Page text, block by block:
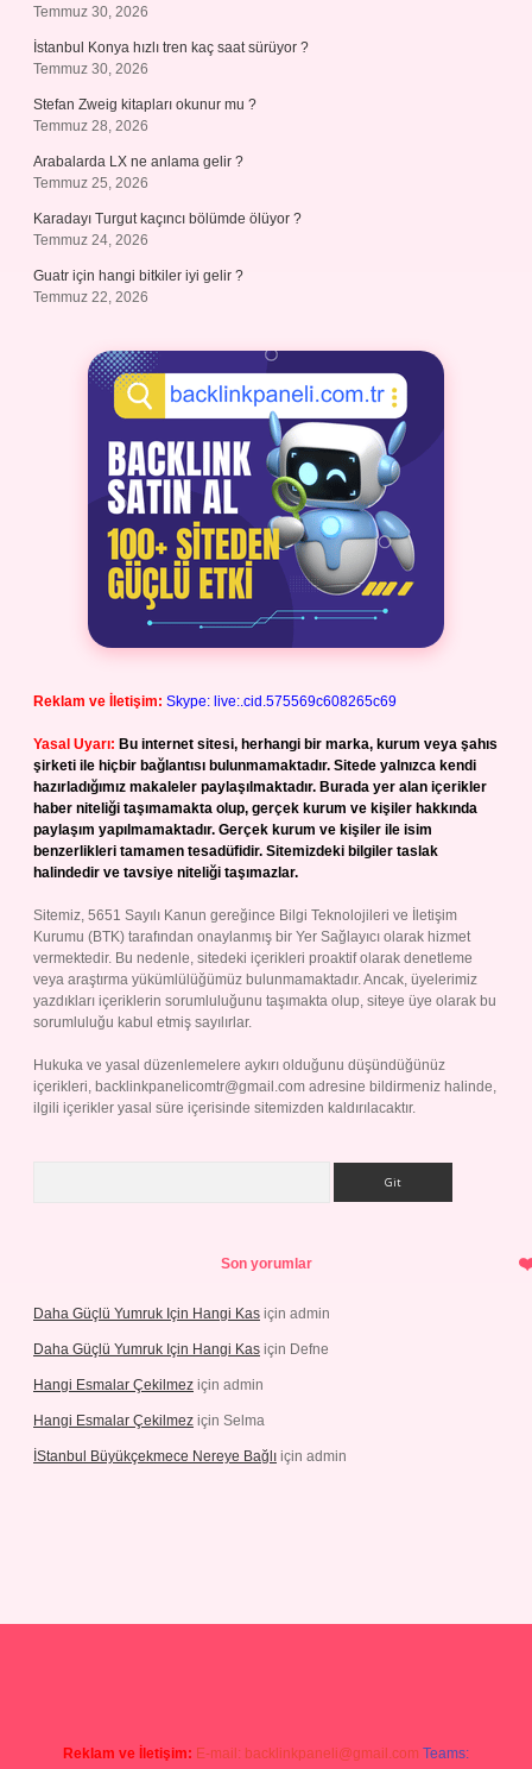
Temmuz 30, 2026
İstanbul Konya hızlı tren kaç saat sürüyor ?
Temmuz 30, 2026
Stefan Zweig kitapları okunur mu ?
Temmuz 28, 2026
Arabalarda LX ne anlama gelir ?
Temmuz 25, 2026
Karadayı Turgut kaçıncı bölümde ölüyor ?
Temmuz 24, 2026
Guatr için hangi bitkiler iyi gelir ?
Temmuz 22, 2026
Reklam ve İletişim: Skype: live:.cid.575569c608265c69
Yasal Uyarı: Bu internet sitesi, herhangi bir marka, kurum veya şahıs
şirketi ile hiçbir bağlantısı bulunmamaktadır. Sitede yalnızca kendi
hazırladığımız makaleler paylaşılmaktadır. Burada yer alan içerikler
haber niteliği taşımamakta olup, gerçek kurum ve kişiler hakkında
paylaşım yapılmamaktadır. Gerçek kurum ve kişiler ile isim
benzerlikleri tamamen tesadüfidir. Sitemizdeki bilgiler taslak
halindedir ve tavsiye niteliği taşımazlar.
Sitemiz, 5651 Sayılı Kanun gereğince Bilgi Teknolojileri ve İletişim
Kurumu (BTK) tarafından onaylanmış bir Yer Sağlayıcı olarak hizmet
vermektedir. Bu nedenle, sitedeki içerikleri proaktif olarak denetleme
veya araştırma yükümlülüğümüz bulunmamaktadır. Ancak, üyelerimiz
yazdıkları içeriklerin sorumluluğunu taşımakta olup, siteye üye olarak bu
sorumluluğu kabul etmiş sayılırlar.
Hukuka ve yasal düzenlemelere aykırı olduğunu düşündüğünüz
içerikleri, backlinkpanelicomtr@gmail.com adresine bildirmeniz halinde,
ilgili içerikler yasal süre içerisinde sitemizden kaldırılacaktır.
Son yorumlar
Daha Güçlü Yumruk Için Hangi Kas için admin
Daha Güçlü Yumruk Için Hangi Kas için Defne
Hangi Esmalar Çekilmez için admin
Hangi Esmalar Çekilmez için Selma
İStanbul Büyükçekmece Nereye Bağlı için admin
Reklam ve İletişim: E-mail: backlinkpaneli@gmail.com Teams: